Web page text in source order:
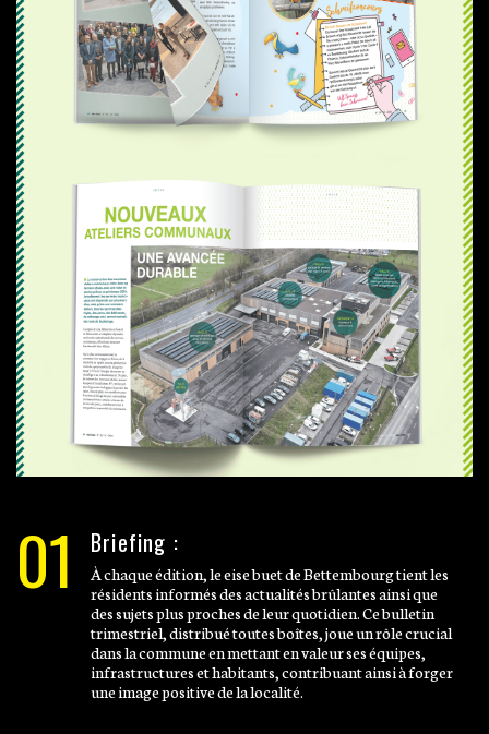
01 Briefing :
À chaque édition, le eise buet de Bettembourg tient les
résidents informés des actualités brûlantes ainsi que
des sujets plus proches de leur quotidien. Ce bulletin
trimestriel, distribué toutes boîtes, joue un rôle crucial
dans la commune en mettant en valeur ses équipes,
infrastructures et habitants, contribuant ainsi à forger
une image positive de la localité.